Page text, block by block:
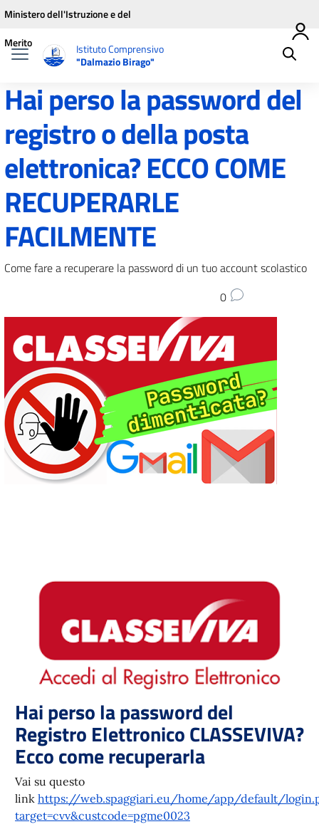
Vai ai contenuti
Vai al menu di navigazione
Vai al footer
Ministero dell'Istruzione e del
Merito
Istituto Comprensivo
"Dalmazio Birago"
Hai perso la password del
registro o della posta
elettronica? ECCO COME
RECUPERARLE
FACILMENTE
Come fare a recuperare la password di un tuo account scolastico
0
Hai perso la password del
Registro Elettronico CLASSEVIVA?
Ecco come recuperarla
Vai su questo
link https://web.spaggiari.eu/home/app/default/
target=cvv&custcode=pgme0023